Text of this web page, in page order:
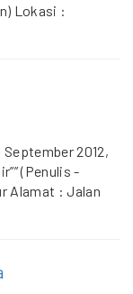
Lokasi :
2012,
(Penulis -
Alamat : Jalan